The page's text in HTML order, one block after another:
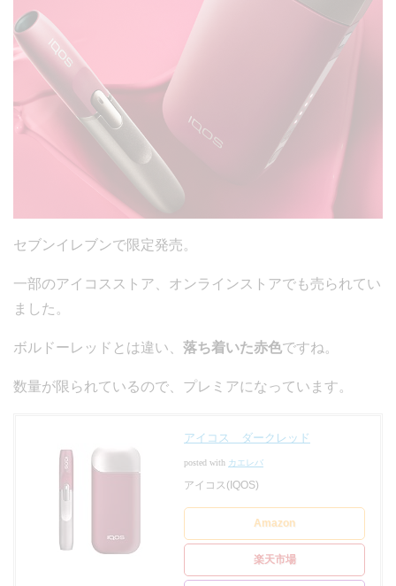
セブンイレブンで限定発売。
一部のアイコスストア、オンラインストアでも売られてい
ました。
ボルドーレッドとは違い、 落ち着いた赤色ですね。
数量が限られているので、プレミアになっています。
アイコス ダークレッド
posted with カエレバ
アイコス(IQOS)
Amazon
楽天市場